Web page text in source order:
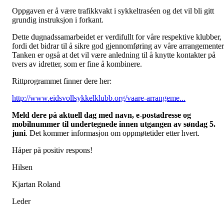
Oppgaven er å være trafikkvakt i sykkeltraséen og det vil bli gitt
grundig instruksjon i forkant.
Dette dugnadssamarbeidet er verdifullt for våre respektive klubber,
fordi det bidrar til å sikre god gjennomføring av våre
Tanken er også at det vil være anledning til å knytte kontakter på
tvers av idretter, som er fine å kombinere.
Rittprogrammet finner dere her:
http://www.eidsvollsykkelklubb.org/vaare-arrangeme...
Meld dere på aktuell dag med navn, e-postadresse og
mobilnummer til undertegnede innen utgangen av søndag 5.
juni. Det kommer informasjon om oppmøtetider etter hvert.
Håper på positiv respons!
Hilsen
Kjartan Roland
Leder